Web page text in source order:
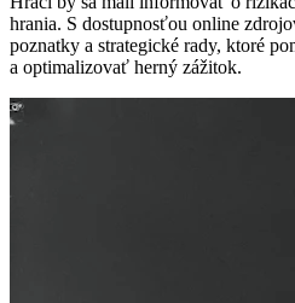
hrania. S dostupnosťou online
poznatky a strategické rady, ktoré
a optimalizovať herný zážitok.